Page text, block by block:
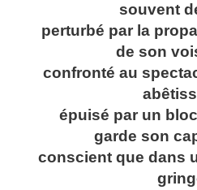
souvent
perturbé par la
de son
confronté au
épuisé par un
garde son
conscient que dans